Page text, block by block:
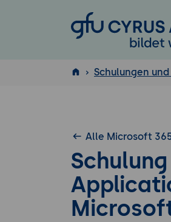
GFU Cyrus AG
ISTQB
Schulungen
Alle Microsoft